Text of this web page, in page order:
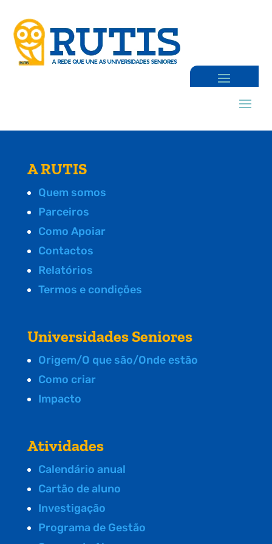
A RUTIS
Quem somos
Parceiros
Como Apoiar
Contactos
Relatórios
Termos e condições
Universidades Seniores
Origem/O que são/Onde estão
Como criar
Impacto
Atividades
Calendário anual
Cartão de aluno
Investigação
Programa de Gestão